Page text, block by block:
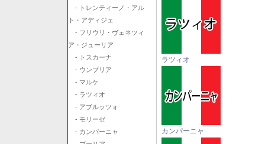
- トレンティーノ・アル
ト・アディジェ
- フリウリ・ヴェネツィ
ア・ジューリア
- トスカーナ
- ウンブリア
- マルケ
- ラツィオ
- アブルッツォ
- モリーゼ
- カンパーニャ
ラツィオ
カンパーニャ